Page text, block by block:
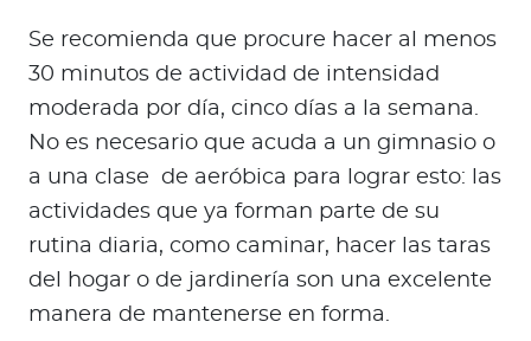
Se recomienda que procure hacer al menos
30 minutos de actividad de intensidad
moderada por día, cinco días a la semana.
No es necesario que acuda a un gimnasio o
a una clase de aeróbica para lograr esto: las
actividades que ya forman parte de su
rutina diaria, como caminar, hacer las taras
del hogar o de jardinería son una excelente
manera de mantenerse en forma.